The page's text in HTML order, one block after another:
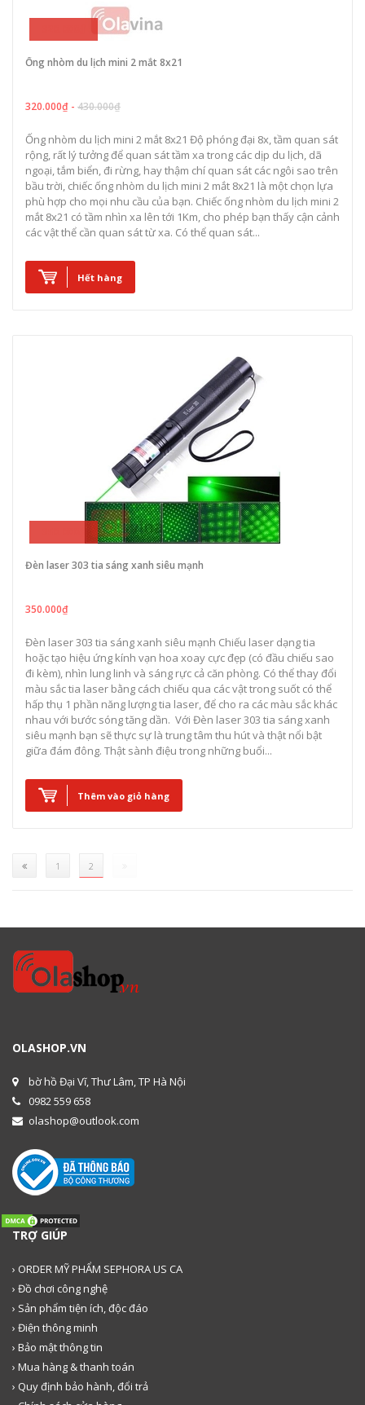
Ống nhòm du lịch mini 2 mắt 8x21
320.000₫ - 430.000₫
Ống nhòm du lịch mini 2 mắt 8x21 Độ phóng đại 8x, tầm quan sát
rộng, rất lý tưởng để quan sát tầm xa trong các dịp du lịch, dã
ngoại, tắm biển, đi rừng, hay thậm chí quan sát các ngôi sao trên
bầu trời, chiếc ống nhòm du lịch mini 2 mắt 8x21 là một chọn lựa
phù hợp cho mọi nhu cầu của bạn. Chiếc ống nhòm du lịch mini 2
mắt 8x21 có tầm nhìn xa lên tới 1Km, cho phép bạn thấy cận cảnh
các vật thể cần quan sát từ xa. Có thể quan sát...
Hết hàng
Đèn laser 303 tia sáng xanh siêu mạnh
350.000₫
Đèn laser 303 tia sáng xanh siêu mạnh Chiếu laser dạng tia
hoặc tạo hiệu ứng kính vạn hoa xoay cực đẹp (có đầu chiếu sao
đi kèm), nhìn lung linh và sáng rực cả căn phòng. Có thể thay đổi
màu sắc tia laser bằng cách chiếu qua các vật trong suốt có thể
hấp thụ 1 phần năng lượng tia laser, để cho ra các màu sắc khác
nhau với bước sóng tăng dần. Với Đèn laser 303 tia sáng xanh
siêu mạnh bạn sẽ thực sự là trung tâm thu hút và thật nổi bật
giữa đám đông. Thật sành điệu trong những buổi...
Thêm vào giỏ hàng
1 2
OLASHOP.VN
bờ hồ Đại Vĩ, Thư Lâm, TP Hà Nội
0982 559 658
olashop@outlook.com
TRỢ GIÚP
› ORDER MỸ PHẨM SEPHORA US CA
› Đồ chơi công nghệ
› Sản phẩm tiện ích, độc đáo
› Điện thông minh
› Bảo mật thông tin
› Mua hàng & thanh toán
› Quy định bảo hành, đổi trả